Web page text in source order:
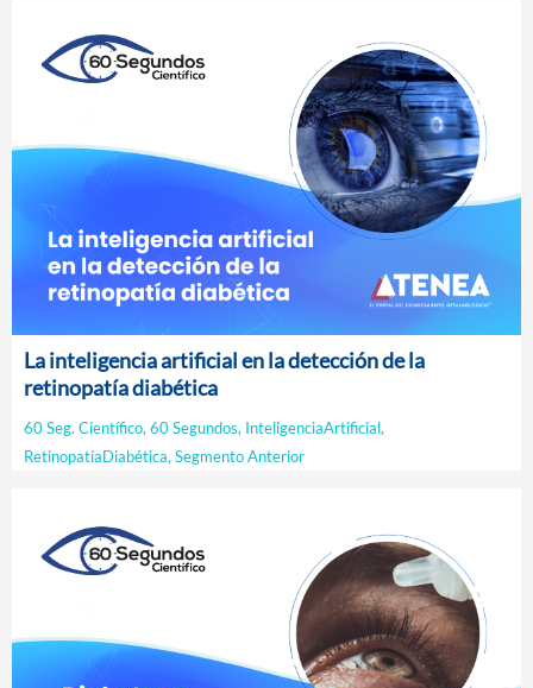
La inteligencia artificial en la detección de la
retinopatía diabética
60 Seg. Científico,60 Segundos, InteligenciaArtificial,
RetinopatíaDiabética,Segmento Anterior